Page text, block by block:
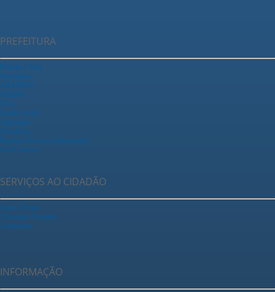
PREFEITURA
Prefeito e Vice
Secretarias
ARAPREV
SAEMA
TCA
Fundo Social
Legislação
Ouvidoria
Registrar Acesso a Informação
Fale Conosco
SERVIÇOS AO CIDADÃO
Ganha Tempo
Tributação Fazenda
Urbanismo
INFORMAÇÃO